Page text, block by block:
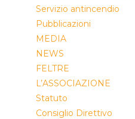
Servizio antincendio
Pubblicazioni
MEDIA
NEWS
FELTRE
L’ASSOCIAZIONE
Statuto
Consiglio Direttivo